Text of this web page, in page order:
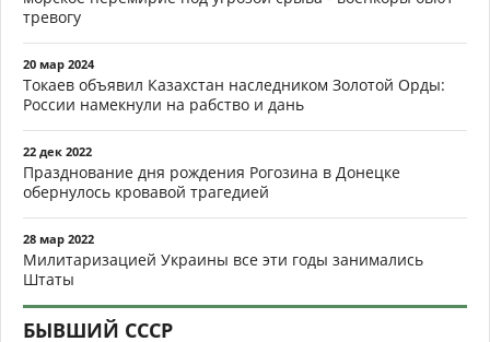
тревогу
20 мар 2024
Токаев объявил Казахстан наследником Золотой Орды:
России намекнули на рабство и дань
22 дек 2022
Празднование дня рождения Рогозина в Донецке
обернулось кровавой трагедией
28 мар 2022
Милитаризацией Украины все эти годы занимались
Штаты
БЫВШИЙ СССР